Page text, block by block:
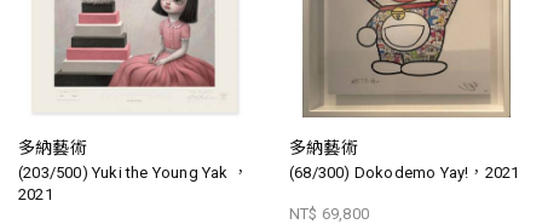
多納藝術
(203/500) Yuki the Young Yak ，
2021
多納藝術
(68/300) Dokodemo Yay!，2021
NT$ 69,800